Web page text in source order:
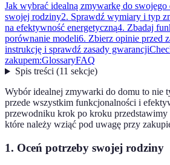
Jak wybrać idealną zmywarkę do swojego
swojej rodziny2. Sprawdź wymiary i typ
na efektywność energetyczną4. Zbadaj
porównanie modeli6. Zbierz opinie przed
instrukcję i sprawdź zasady gwarancji
zakupem:GlossaryFAQ
Spis treści(11 sekcje)
Wybór idealnej zmywarki do domu to nie
przede wszystkim funkcjonalności i
przewodniku krok po kroku przedstawimy
które należy wziąć pod uwagę przy
1. Oceń potrzeby swojej rodziny